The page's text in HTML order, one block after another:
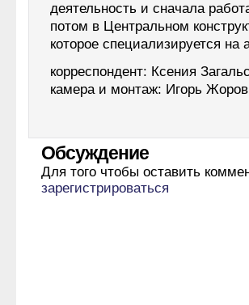
деятельность и сначала
потом в Центральном
которое специализируется
корреспондент: Ксения
камера и монтаж: Игорь Жоров
Обсуждение
Для того чтобы оставить
зарегистрироваться